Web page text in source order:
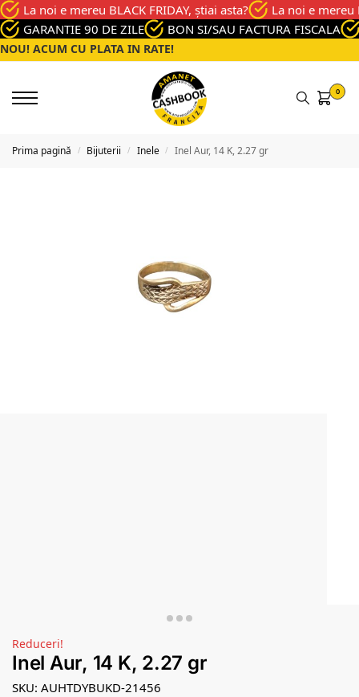
La noi e mereu BLACK FRIDAY, știai asta?
La noi e mereu
GARANTIE 90 DE ZILE
BON SI/SAU FACTURA FISCALA
NOU! ACUM CU PLATA IN RATE!
0
Prima pagină / Bijuterii / Inele / Inel Aur, 14 K, 2.27 gr
Reduceri!
Inel Aur, 14 K, 2.27 gr
SKU: AUHTDYBUKD-21456